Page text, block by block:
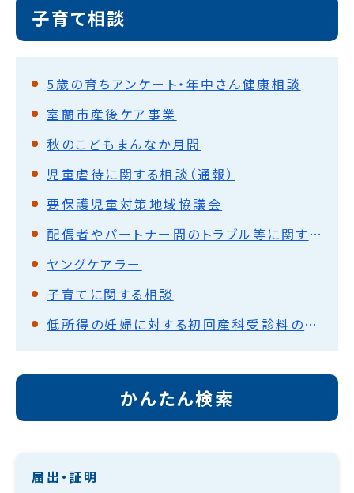
子育て相談
5歳の育ちアンケート・年中さん健康相談
室蘭市産後ケア事業
秋のこどもまんなか月間
児童虐待に関する相談（通報）
要保護児童対策地域協議会
配偶者やパートナー間のトラブル等に関する相談
ヤングケアラー
子育てに関する相談
低所得の妊婦に対する初回産科受診料の助成
かんたん検索
届出・証明